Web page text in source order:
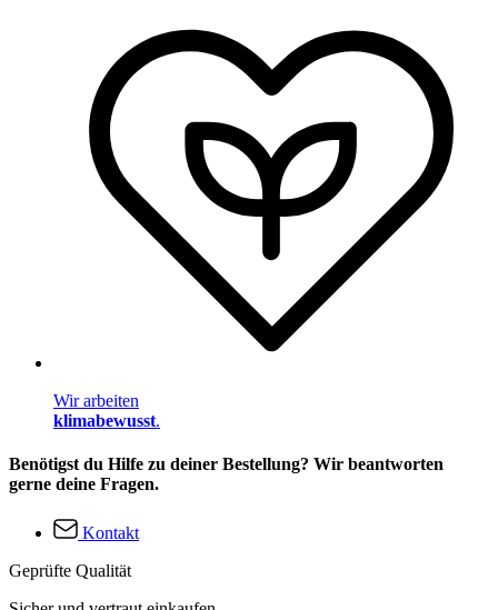
Wir arbeiten
klimabewusst.
Benötigst du Hilfe zu deiner Bestellung? Wir beantworten
gerne deine Fragen.
Kontakt
Geprüfte Qualität